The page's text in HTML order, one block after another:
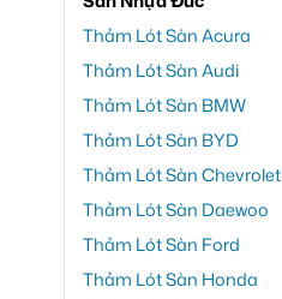
Thảm Lót Sàn Acura
Thảm Lót Sàn Audi
Thảm Lót Sàn BMW
Thảm Lót Sàn BYD
Thảm Lót Sàn Chevrolet
Thảm Lót Sàn Daewoo
Thảm Lót Sàn Ford
Thảm Lót Sàn Honda